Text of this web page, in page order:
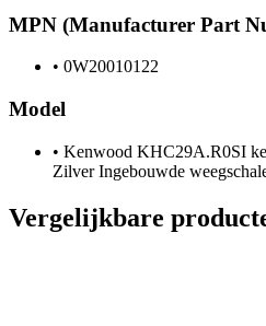
MPN (Manufacturer Part
• 0W20010122
Model
• Kenwood KHC29A.R0SI
Zilver Ingebouwde
Vergelijkbare